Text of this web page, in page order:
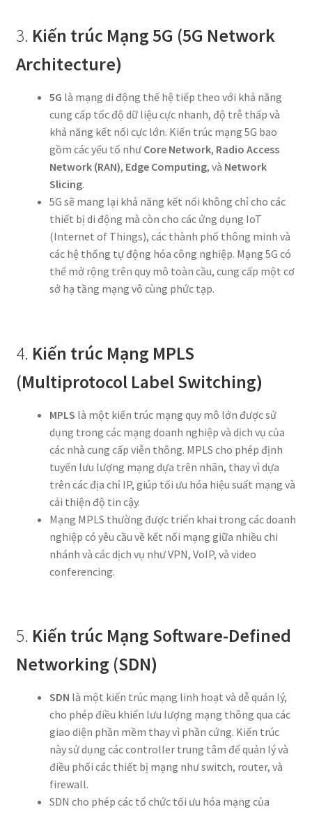
3. Kiến trúc Mạng 5G (5G Network
Architecture)
5G là mạng di động thế hệ tiếp theo với khả năng
cung cấp tốc độ dữ liệu cực nhanh, độ trễ thấp và
khả năng kết nối cực lớn. Kiến trúc mạng 5G bao
gồm các yếu tố như Core Network, Radio Access
Network (RAN), Edge Computing, và Network
Slicing.
5G sẽ mang lại khả năng kết nối không chỉ cho các
thiết bị di động mà còn cho các ứng dụng IoT
(Internet of Things), các thành phố thông minh và
các hệ thống tự động hóa công nghiệp. Mạng 5G có
thể mở rộng trên quy mô toàn cầu, cung cấp một cơ
sở hạ tầng mạng vô cùng phức tạp.
4. Kiến trúc Mạng MPLS
(Multiprotocol Label Switching)
MPLS là một kiến trúc mạng quy mô lớn được sử
dụng trong các mạng doanh nghiệp và dịch vụ của
các nhà cung cấp viễn thông. MPLS cho phép định
tuyến lưu lượng mạng dựa trên nhãn, thay vì dựa
trên các địa chỉ IP, giúp tối ưu hóa hiệu suất mạng và
cải thiện độ tin cậy.
Mạng MPLS thường được triển khai trong các doanh
nghiệp có yêu cầu về kết nối mạng giữa nhiều chi
nhánh và các dịch vụ như VPN, VoIP, và video
conferencing.
5. Kiến trúc Mạng Software-Defined
Networking (SDN)
SDN là một kiến trúc mạng linh hoạt và dễ quản lý,
cho phép điều khiển lưu lượng mạng thông qua các
giao diện phần mềm thay vì phần cứng. Kiến trúc
này sử dụng các controller trung tâm để quản lý và
điều phối các thiết bị mạng như switch, router, và
firewall.
SDN cho phép các tổ chức tối ưu hóa mạng của